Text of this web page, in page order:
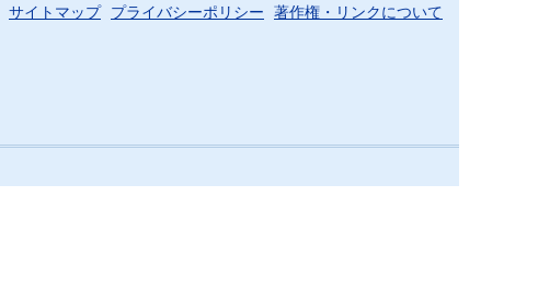
サイトマップ プライバシーポリシー 著作権・リンクについて